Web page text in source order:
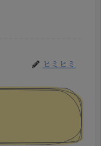
ヒミヒミ